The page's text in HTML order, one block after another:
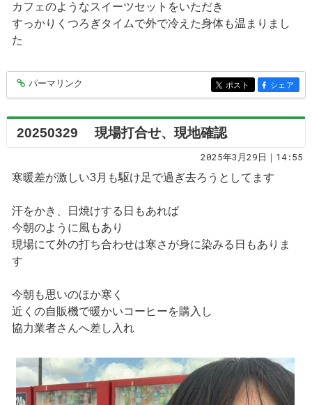
カフェのようなスイーツセットをいただき
すっかりくつろぎタイムで外で冷えた身体も温まりまし
た
entry9593
パーマリンク entry9593
ポスト entry9593
シェア
20250329 現場打合せ、現地確認
2025年3月29日｜14:55
寒暖差が激しい3月も駆け足で過ぎ去ろうとしてます
汗をかき、日焼けする日もあれば
今朝のように風もあり
現場にて外の打ち合わせは寒さが身に染みる日もありま
す
今朝も思いのほか寒く
近くの自販機で暖かいコーヒーを購入し
協力業者さんへ差し入れ